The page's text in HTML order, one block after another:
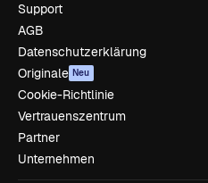
Support
AGB
Datenschutzerklärung
Originale Neu
Cookie-Richtlinie
Vertrauenszentrum
Partner
Unternehmen